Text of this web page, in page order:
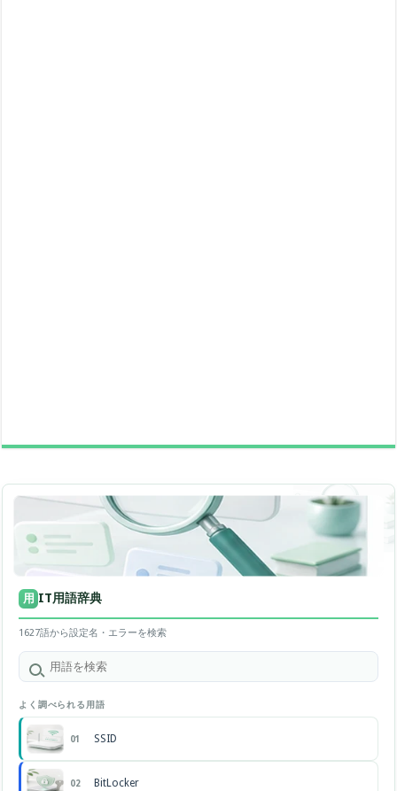
用 IT用語辞典
1627語から設定名・エラーを検索
よく調べられる用語
01 SSID
02 BitLocker